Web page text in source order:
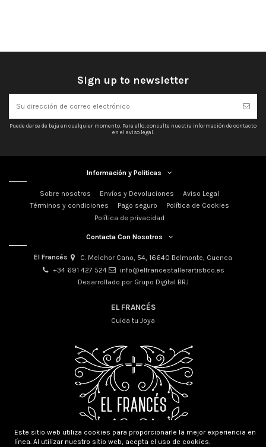
Sign up to newsletter
Puede darse de baja en cualquier momento. Para ello, consulte nuestra información de contacto
en el aviso legal.
Información y Politicas
Sobre nosotros Envíos y Devoluciones
Aviso Legal
Términos y condiciones
Pago seguro
Política de Cookies
Política de privacidad
Contacta Con Nosotros
El Francés
C. Melchor Cano, 54, 16640 Belmonte, Cuenca
+34 691 427 524
info@elfrancestallerartistico.es
Desarrollado por Grupo Digital BRJ
EL FRANCÉS
Cuida tu Joya
Este sitio web utiliza cookies para proporcionarle la mejor experiencia en
línea. Al utilizar nuestro sitio web, acepta el uso de cookies.